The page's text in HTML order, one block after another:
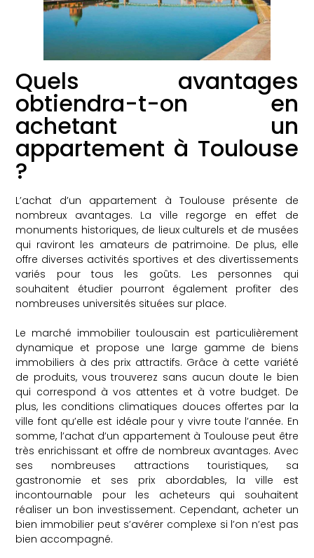
Quels avantages
obtiendra-t-on en
achetant un
appartement à Toulouse
?
L’achat d’un appartement à Toulouse présente de
nombreux avantages. La ville regorge en effet de
monuments historiques, de lieux culturels et de musées
qui raviront les amateurs de patrimoine. De plus, elle
offre diverses activités sportives et des divertissements
variés pour tous les goûts. Les personnes qui
souhaitent étudier pourront également profiter des
nombreuses universités situées sur place.
Le marché immobilier toulousain est particulièrement
dynamique et propose une large gamme de biens
immobiliers à des prix attractifs. Grâce à cette variété
de produits, vous trouverez sans aucun doute le bien
qui correspond à vos attentes et à votre budget. De
plus, les conditions climatiques douces offertes par la
ville font qu’elle est idéale pour y vivre toute l’année. En
somme, l’achat d’un appartement à Toulouse peut être
très enrichissant et offre de nombreux avantages. Avec
ses nombreuses attractions touristiques, sa
gastronomie et ses prix abordables, la ville est
incontournable pour les acheteurs qui souhaitent
réaliser un bon investissement. Cependant, acheter un
bien immobilier peut s’avérer complexe si l’on n’est pas
bien accompagné.